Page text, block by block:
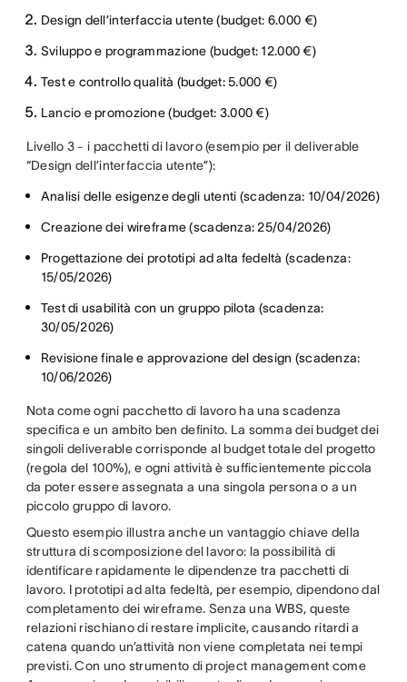
Design dell’interfaccia utente (budget: 6.000 €)
Sviluppo e programmazione (budget: 12.000 €)
Test e controllo qualità (budget: 5.000 €)
Lancio e promozione (budget: 3.000 €)
Livello 3 - i pacchetti di lavoro (esempio per il deliverable
“Design dell’interfaccia utente”):
Analisi delle esigenze degli utenti (scadenza: 10/04/2026)
Creazione dei wireframe (scadenza: 25/04/2026)
Progettazione dei prototipi ad alta fedeltà (scadenza:
15/05/2026)
Test di usabilità con un gruppo pilota (scadenza:
30/05/2026)
Revisione finale e approvazione del design (scadenza:
10/06/2026)
Nota come ogni pacchetto di lavoro ha una scadenza
specifica e un ambito ben definito. La somma dei budget dei
singoli deliverable corrisponde al budget totale del progetto
(regola del 100%), e ogni attività è sufficientemente piccola
da poter essere assegnata a una singola persona o a un
piccolo gruppo di lavoro.
Questo esempio illustra anche un vantaggio chiave della
struttura di scomposizione del lavoro: la possibilità di
identificare rapidamente le dipendenze tra pacchetti di
lavoro. I prototipi ad alta fedeltà, per esempio, dipendono dal
completamento dei wireframe. Senza una WBS, queste
relazioni rischiano di restare implicite, causando ritardi a
catena quando un’attività non viene completata nei tempi
previsti. Con uno strumento di project management come